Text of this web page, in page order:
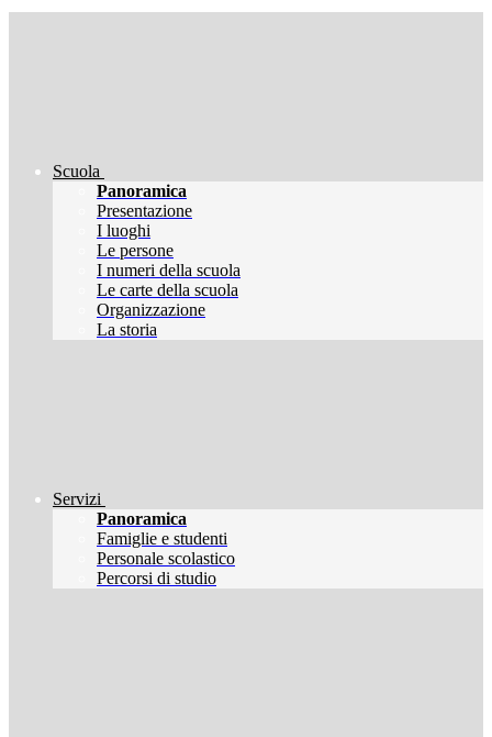
Scuola
Panoramica
Presentazione
I luoghi
Le persone
I numeri della scuola
Le carte della scuola
Organizzazione
La storia
Servizi
Panoramica
Famiglie e studenti
Personale scolastico
Percorsi di studio